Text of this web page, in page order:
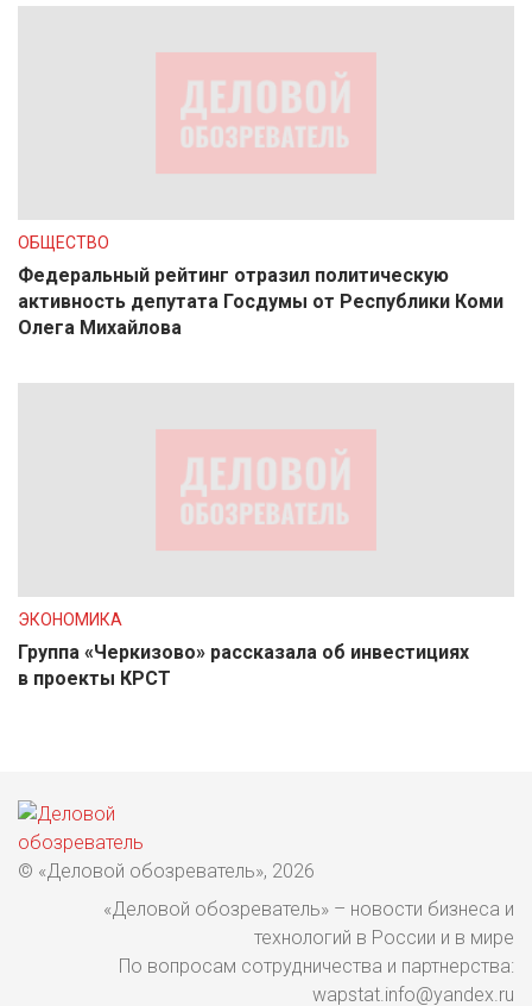
ОБЩЕСТВО
Федеральный рейтинг отразил политическую
активность депутата Госдумы от Республики Коми
Олега Михайлова
ЭКОНОМИКА
Группа «Черкизово» рассказала об инвестициях
в проекты КРСТ
© «Деловой обозреватель», 2026
«Деловой обозреватель» – новости бизнеса и
технологий в России и в мире
По вопросам сотрудничества и партнерства:
wapstat.info@yandex.ru